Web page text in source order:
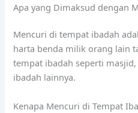
Apa yang Dimaksud dengan
Mencuri di tempat ibadah
harta benda milik orang lain
tempat ibadah seperti
ibadah lainnya.
Kenapa Mencuri di Tempat